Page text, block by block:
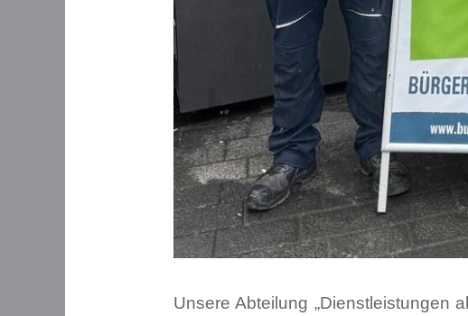
Unsere Abteilung „Dienstleistungen